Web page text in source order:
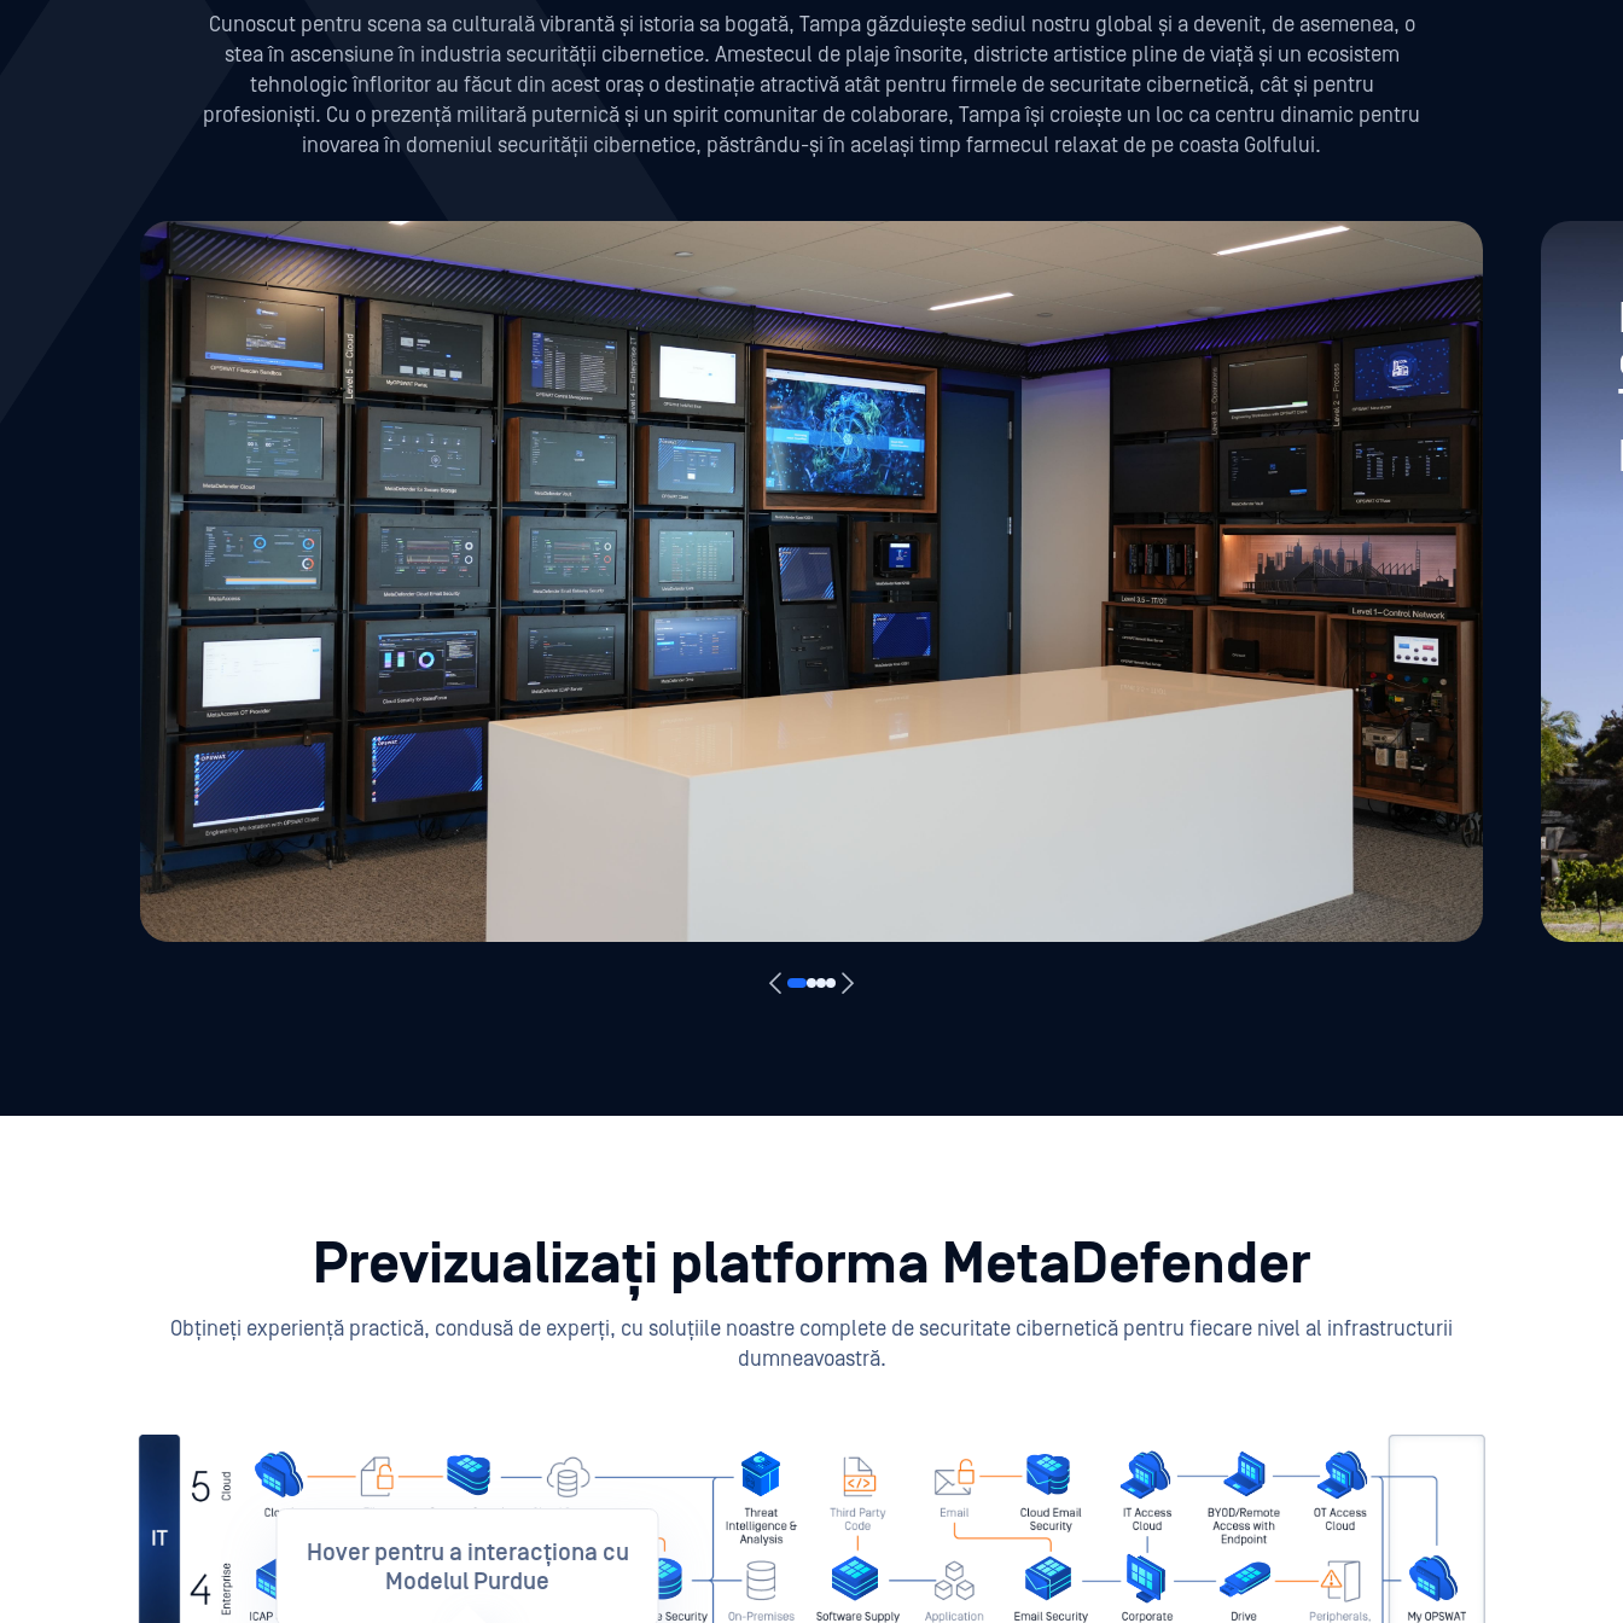
Cunoscut pentru scena sa culturală vibrantă și istoria sa bogată, Tampa găzduiește sediul nostru global și a devenit, de asemenea, o
stea în ascensiune în industria securității cibernetice. Amestecul de plaje însorite, districte artistice pline de viață și un ecosistem
tehnologic înfloritor au făcut din acest oraș o destinație atractivă atât pentru firmele de securitate cibernetică, cât și pentru
profesioniști. Cu o prezență militară puternică și un spirit comunitar de colaborare, Tampa își croiește un loc ca centru dinamic pentru
inovarea în domeniul securității cibernetice, păstrându-și în același timp farmecul relaxat de pe coasta Golfului.
Previzualizați platforma MetaDefender
Obțineți experiență practică, condusă de experți, cu soluțiile noastre complete de securitate cibernetică pentru fiecare nivel al infrastructurii
dumneavoastră.
Hover pentru a interacționa cu
Modelul Purdue